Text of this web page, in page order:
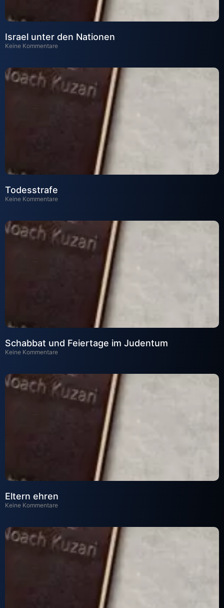
Israel unter den Nationen
Keine Kommentare
Todesstrafe
Keine Kommentare
Schabbat und Feiertage im Judentum
Keine Kommentare
Eltern ehren
Keine Kommentare